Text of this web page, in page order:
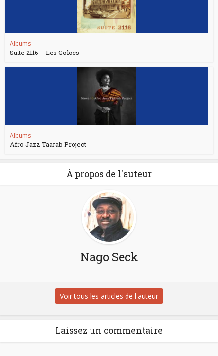
Albums
Suite 2116 – Les Colocs
Albums
Afro Jazz Taarab Project
À propos de l'auteur
Nago Seck
Voir tous les articles de l'auteur
Laissez un commentaire